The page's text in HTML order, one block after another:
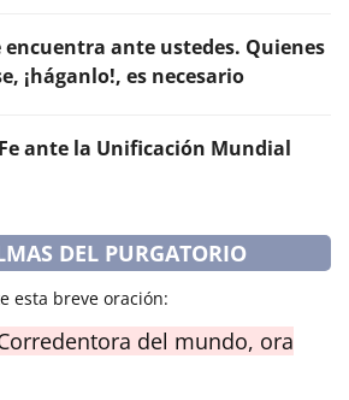
encuentra ante ustedes. Quienes
¡háganlo!, es necesario
ante la Unificación Mundial
DEL PURGATORIO
esta breve oración:
del mundo, ora